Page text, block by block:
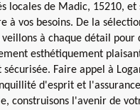
locales de Madic, 15210,
à vos besoins. De la
à chaque détail pour
esthétiquement
Faire appel à
d'esprit et
construisons l'avenir de